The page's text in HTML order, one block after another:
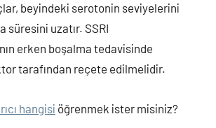
beyindeki serotonin seviyelerini
süresini uzatır. SSRI
erken boşalma tedavisinde
tarafından reçete edilmelidir.
hangisi öğrenmek ister misiniz?